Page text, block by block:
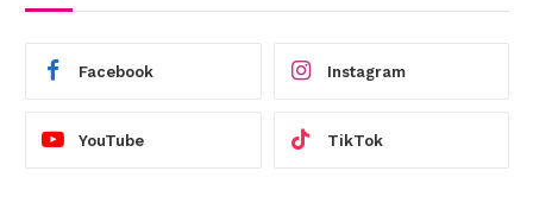
Facebook Instagram
YouTube TikTok